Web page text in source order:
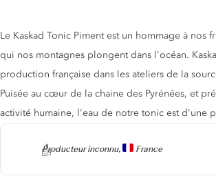
Producteur
Producteur inconnu, France
Description du tonic
Le Kaskad Tonic Piment est un hommage à nos
qui nos montagnes plongent dans l'océan.
production française dans les ateliers de la
Puisée au cœur de la chaine des Pyrénées, et
activité humaine, l'eau de notre tonic est d'une